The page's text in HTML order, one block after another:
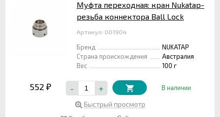
Муфта переходная: кран Nukatap-
резьба коннектора Ball Lock
Артикул: 001904
Бренд
NUKATAP
Страна происхождения
Австралия
Вес
100 г
552 ₽ - + В наличии
Быстрый просмотр